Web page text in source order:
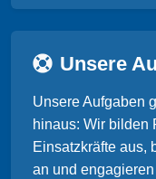
Unsere
Unsere Aufgaben
hinaus: Wir bilden
Einsatzkräfte aus,
an und